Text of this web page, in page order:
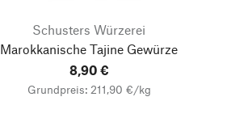
Schusters Würzerei
Marokkanische Tajine Gewürze
8,90 €
Grundpreis: 211,90 €/kg